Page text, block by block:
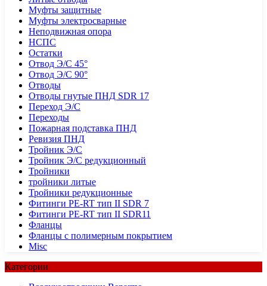
Муфты защитные
Муфты электросварные
Неподвижная опора
НСПС
Остатки
Отвод Э/С 45°
Отвод Э/С 90°
Отводы
Отводы гнутые ПНД SDR 17
Переход Э/С
Переходы
Пожарная подставка ПНД
Ревизия ПНД
Тройник Э/С
Тройник Э/С редукционный
Тройники
тройники литые
Тройники редукционные
Фитинги PE-RT тип II SDR 7
Фитинги PE-RT тип II SDR11
Фланцы
Фланцы с полимерным покрытием
Misc
Категории